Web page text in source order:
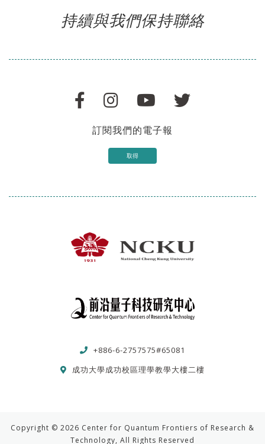
持續與我們保持聯絡
訂閱我們的電子報
取得
+886-6-2757575#65081
成功大學成功校區理學教學大樓二樓
Copyright © 2026 Center for Quantum Frontiers of Research &
Technology, All Rights Reserved